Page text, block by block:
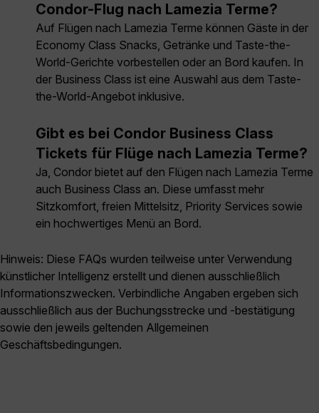
Condor-Flug nach Lamezia Terme?
Auf Flügen nach Lamezia Terme können Gäste in der
Economy Class Snacks, Getränke und Taste-the-
World-Gerichte vorbestellen oder an Bord kaufen. In
der Business Class ist eine Auswahl aus dem Taste-
the-World-Angebot inklusive.
Gibt es bei Condor Business Class
Tickets für Flüge nach Lamezia Terme?
Ja, Condor bietet auf den Flügen nach Lamezia Terme
auch Business Class an. Diese umfasst mehr
Sitzkomfort, freien Mittelsitz, Priority Services sowie
ein hochwertiges Menü an Bord.
Hinweis: Diese FAQs wurden teilweise unter Verwendung
künstlicher Intelligenz erstellt und dienen ausschließlich
Informationszwecken. Verbindliche Angaben ergeben sich
ausschließlich aus der Buchungsstrecke und -bestätigung
sowie den jeweils geltenden Allgemeinen
Geschäftsbedingungen.